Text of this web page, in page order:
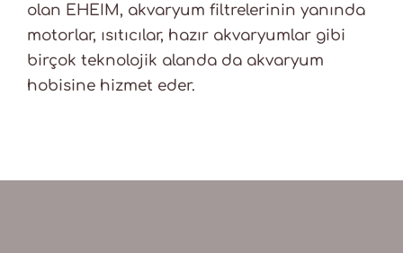
olan EHEIM, akvaryum filtrelerinin yanında
motorlar, ısıtıcılar, hazır akvaryumlar gibi
birçok teknolojik alanda da akvaryum
hobisine hizmet eder.